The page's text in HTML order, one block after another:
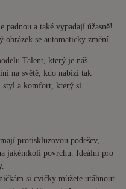
a také vypadají úžasně!
obrázek se automaticky změní.
Talent, který je náš
na světě, kdo nabízí tak
styl a komfort, který si
protiskluzovou podešev,
jakémkoli povrchu. Ideální pro
si cvičky můžete utáhnout